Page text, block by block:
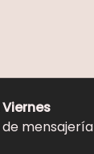
mensajería